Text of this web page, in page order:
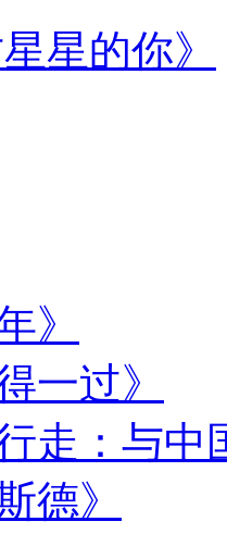
星的你》
》
一过》
走：与
德》